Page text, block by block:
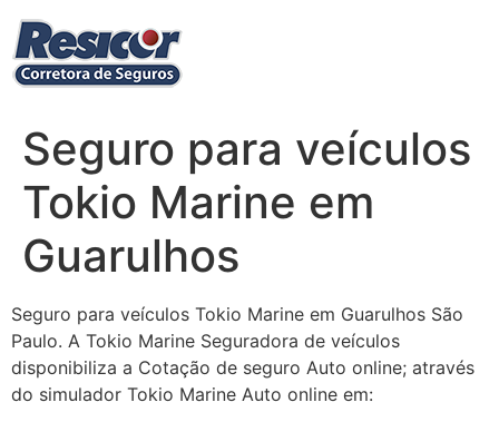
para
conteúdo
Seguro para veículos
Tokio Marine em
Guarulhos
Seguro para veículos Tokio Marine em Guarulhos São
Paulo. A Tokio Marine Seguradora de veículos
disponibiliza a Cotação de seguro Auto online; através
do simulador Tokio Marine Auto online em: